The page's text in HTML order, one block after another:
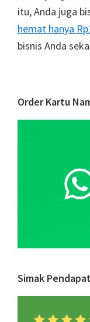
itu, Anda juga
hemat hanya
bisnis Anda
Primary
Sidebar
Order Kartu
Simak